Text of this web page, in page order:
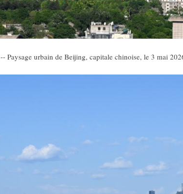
Paysage urbain de Beijing, capitale chinoise, le 3 mai